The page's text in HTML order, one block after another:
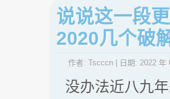
说说这一段
2020几个破
作者: Tscccn | 日期: 2022 年
没办法近八九